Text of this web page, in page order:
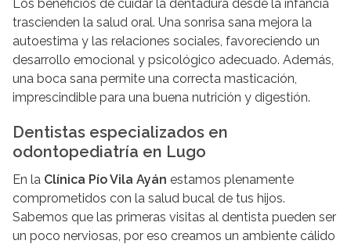
Los beneficios de cuidar la dentadura desde la infancia
trascienden la salud oral. Una sonrisa sana mejora la
autoestima y las relaciones sociales, favoreciendo un
desarrollo emocional y psicológico adecuado. Además,
una boca sana permite una correcta masticación,
imprescindible para una buena nutrición y digestión.
Dentistas especializados en
odontopediatría en Lugo
En la Clínica Pío Vila Ayán estamos plenamente
comprometidos con la salud bucal de tus hijos.
Sabemos que las primeras visitas al dentista pueden ser
un poco nerviosas, por eso creamos un ambiente cálido